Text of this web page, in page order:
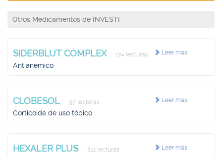
Otros Medicamentos de INVESTI
Leer más
SIDERBLUT COMPLEX 174 lecturas
Antianémico
Leer más
CLOBESOL 97 lecturas
Corticoide de uso tópico
Leer más
HEXALER PLUS 811 lecturas